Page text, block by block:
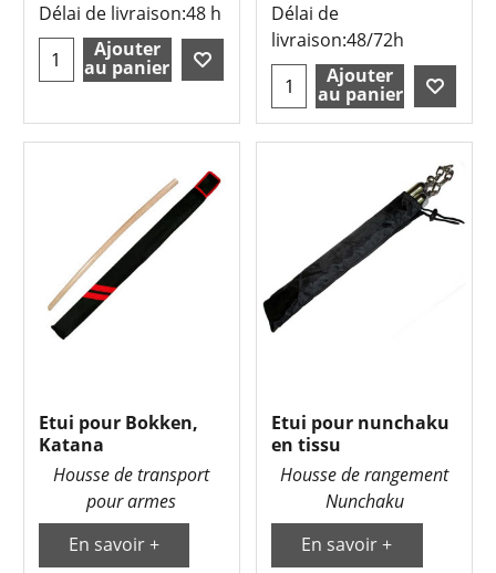
Délai de livraison:48 h
Ajouter
au panier
Délai de
livraison:48/72h
Ajouter
au panier
Etui pour Bokken,
Katana
Housse de transport
pour armes
En savoir +
Etui pour nunchaku
en tissu
Housse de rangement
Nunchaku
En savoir +